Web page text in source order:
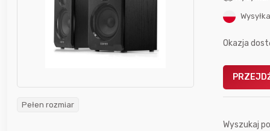
Pełen rozmiar
Okazja
Wyszukaj
Gofrownica GÖTZE & JENSEN